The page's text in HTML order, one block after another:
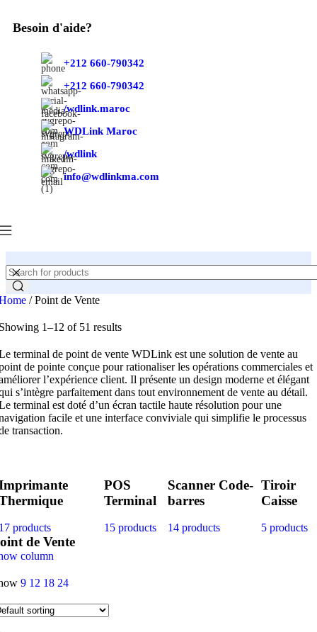
Besoin d'aide?
+212 660-790342
+212 660-790342
/wdlink.maroc
WDLink Maroc
/wdlink
info@wdlinkma.com
/ Point de Vente
1–12 of 51 results
terminal de point de vente WDLink est une solution de vente au
de pointe conçue pour rationaliser les opérations commerciales et
l’expérience client. Il présente un design moderne et élégant
s’intègre parfaitement dans tout environnement de vente au détail.
terminal est doté d’un écran tactile haute résolution pour une
facile et une interface conviviale qui simplifie le processus
transaction.
products
POS
Terminal
15 products
Scanner Code-
barres
14 products
Tiroir
Caisse
5 products
de Vente
column
9 12 18 24